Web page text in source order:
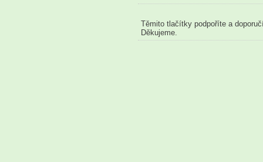
Těmito tlačítky podpoříte a
Děkujeme.